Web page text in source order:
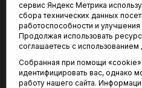
625035, Тюмень, пр.
(3452) 68-22-28
tum-arena@mail.ru
Отдел продаж:
(3452) 68-89-78
kotovaev@sibinformburo.ru
сервис Яндекс Метрика
сбора технических данных
работоспособности и
Продолжая использовать
соглашаетесь с использованием
Собранная при помощи
идентифицировать вас, однако
работу нашего сайта.